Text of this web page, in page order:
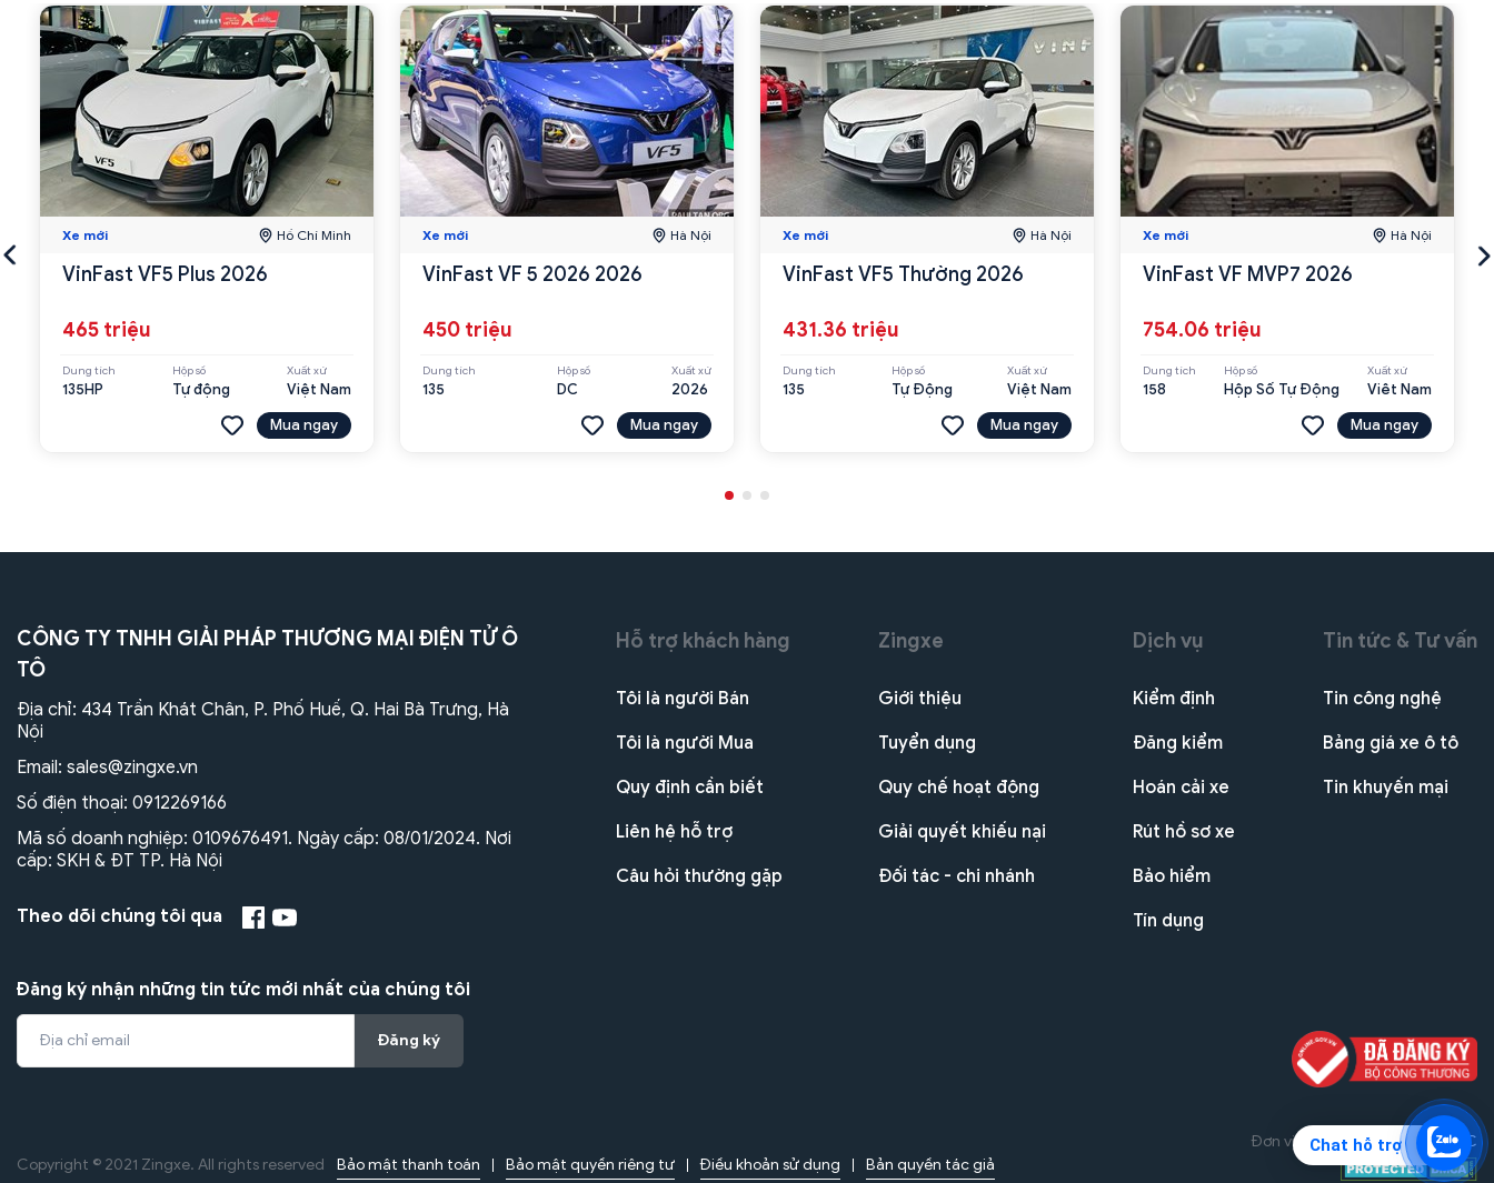
Chat hỗ trợ
Xe mới Hồ Chí Minh
VinFast VF5 Plus 2026
465 triệu
Dung tích
135HP
Hộp số
Tự động
Xuất xứ
Việt Nam
Mua ngay
Xe mới Hà Nội
VinFast VF 5 2026 2026
450 triệu
Dung tích
135
Hộp số
DC
Xuất xứ
2026
Mua ngay
Xe mới Hà Nội
VinFast VF5 Thường 2026
431.36 triệu
Dung tích
135
Hộp số
Tự Động
Xuất xứ
Việt Nam
Mua ngay
Xe mới Hà Nội
VinFast VF MVP7 2026
754.06 triệu
Dung tích
158
Hộp số
Hộp Số Tự Động
Xuất xứ
Viêt Nam
Mua ngay
CÔNG TY TNHH GIẢI PHÁP THƯƠNG MẠI ĐIỆN TỬ Ô
TÔ
Địa chỉ: 434 Trần Khát Chân, P. Phố Huế, Q. Hai Bà Trưng, Hà
Nội
Email: sales@zingxe.vn
Số điện thoại: 0912269166
Mã số doanh nghiệp: 0109676491. Ngày cấp: 08/01/2024. Nơi
cấp: SKH & ĐT TP. Hà Nội
Theo dõi chúng tôi qua
Đăng ký nhận những tin tức mới nhất của chúng tôi
Đăng ký
Hỗ trợ khách hàng
Tôi là người Bán
Tôi là người Mua
Quy định cần biết
Liên hệ hỗ trợ
Câu hỏi thường gặp
Zingxe
Giới thiệu
Tuyển dụng
Quy chế hoạt động
Giải quyết khiếu nại
Đối tác - chi nhánh
Dịch vụ
Kiểm định
Đăng kiểm
Hoán cải xe
Rút hồ sơ xe
Bảo hiểm
Tín dụng
Tin tức & Tư vấn
Tin công nghệ
Bảng giá xe ô tô
Tin khuyến mại
Đơn vị triển khai dự án THG JSC
Copyright © 2021 Zingxe. All rights reserved
Bảo mật thanh toán Bảo mật quyền riêng tư Điều khoản sử dụng Bản quyền tác giả